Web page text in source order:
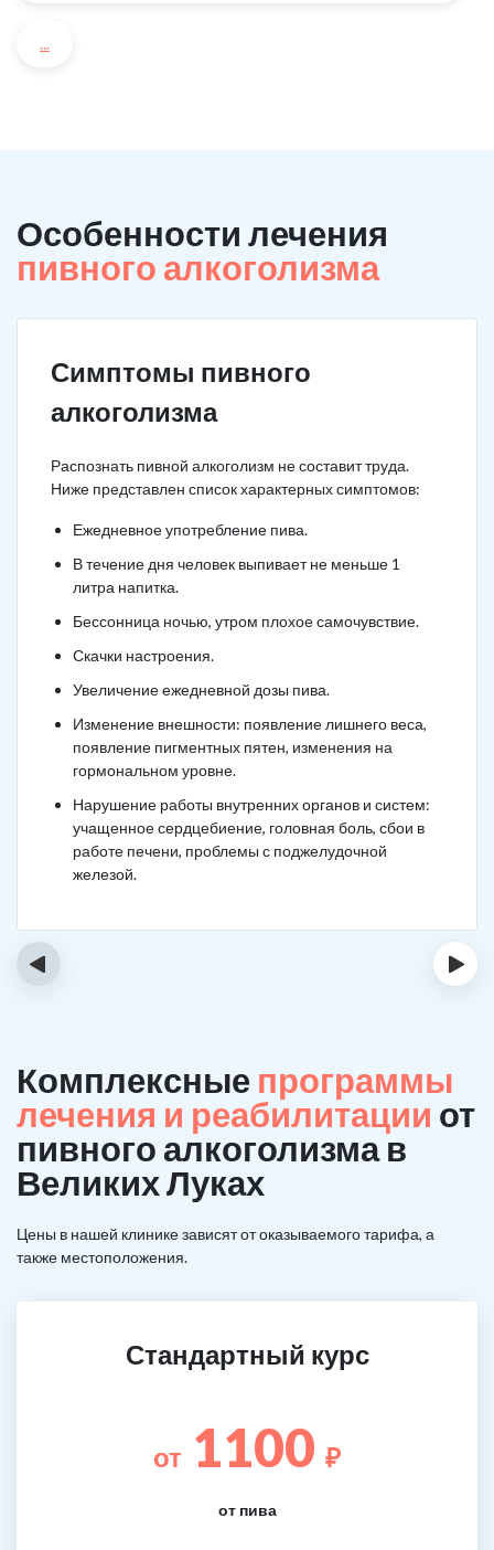
...
Особенности лечения
пивного алкоголизма
Симптомы пивного
алкоголизма
Распознать пивной алкоголизм не составит труда.
Ниже представлен список характерных симптомов:
Ежедневное употребление пива.
В течение дня человек выпивает не меньше 1
литра напитка.
Бессонница ночью, утром плохое самочувствие.
Скачки настроения.
Увеличение ежедневной дозы пива.
Изменение внешности: появление лишнего веса,
появление пигментных пятен, изменения на
гормональном уровне.
Нарушение работы внутренних органов и систем:
учащенное сердцебиение, головная боль, сбои в
работе печени, проблемы с поджелудочной
железой.
‹ ›
Комплексные программы
лечения и реабилитации от
пивного алкоголизма в
Великих Луках
Цены в нашей клинике зависят от оказываемого тарифа, а
также местоположения.
Стандартный курс
от 1100 ₽
от пива